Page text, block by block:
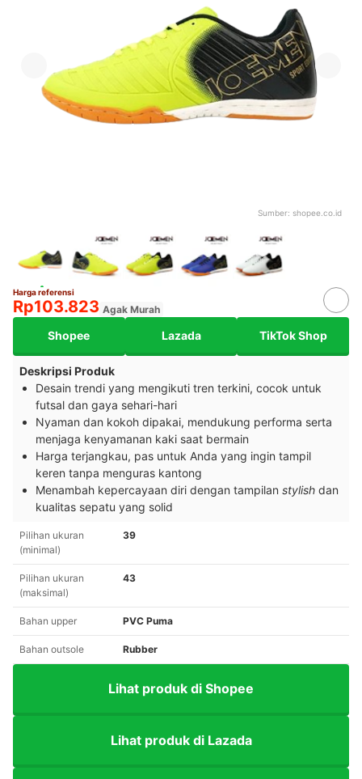
Sumber: shopee.co.id
Harga referensi
Rp103.823 Agak Murah
Shopee Lazada TikTok Shop
Deskripsi Produk
Desain trendi yang mengikuti tren terkini, cocok untuk
futsal dan gaya sehari-hari
Nyaman dan kokoh dipakai, mendukung performa serta
menjaga kenyamanan kaki saat bermain
Harga terjangkau, pas untuk Anda yang ingin tampil
keren tanpa menguras kantong
Menambah kepercayaan diri dengan tampilan stylish dan
kualitas sepatu yang solid
Pilihan ukuran
(minimal)
39
Pilihan ukuran
(maksimal)
43
Bahan upper PVC Puma
Bahan outsole Rubber
Lihat produk di Shopee
Lihat produk di Lazada